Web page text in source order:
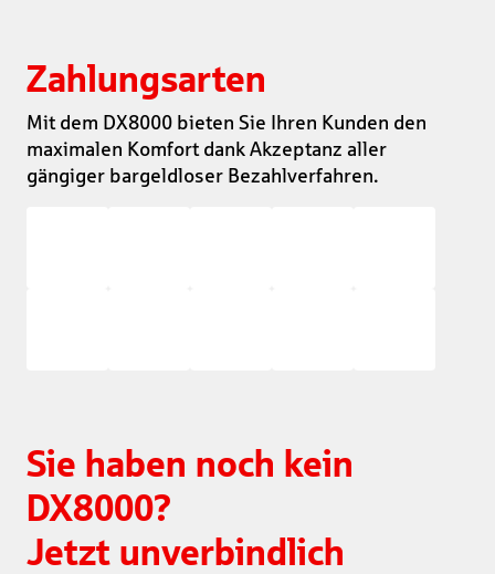
Zahlungsarten
Mit dem DX8000 bieten Sie Ihren Kunden den
maximalen Komfort dank Akzeptanz aller
gängiger bargeldloser Bezahlverfahren.
Sie haben noch kein
DX8000?
Jetzt unverbindlich